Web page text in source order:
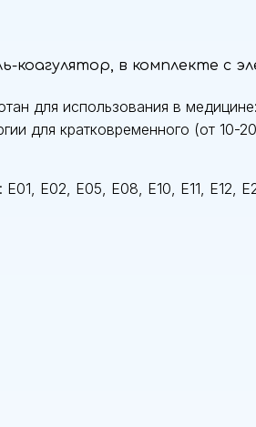
коагулятор, в комплекте с
для использования в
для кратковременного (от 10-
E02, E05, E08, E10, E11, E12,